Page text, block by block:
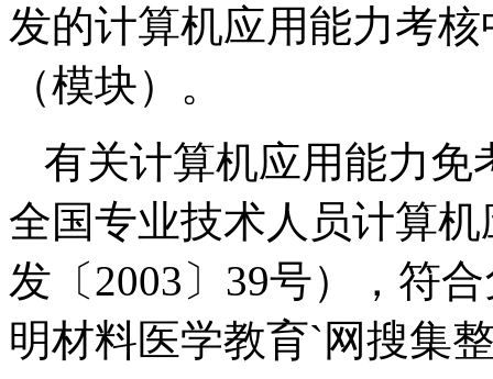
发的计算机应用能力考
（模块）。
有关计算机应用能力免
全国专业技术人员计算
发〔2003〕39号），符
明材料医学教育`网搜集